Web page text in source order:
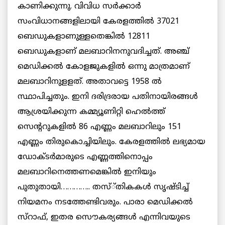
കാണിക്കുന്നു. വിവിധ സര്‍ക്കാര്‍
സംവിധാനങ്ങളിലായി കേരളത്തില്‍ 37021
ബെഡുകളാണുള്ളതെങ്കില്‍ 12811
ബെഡുകളാണ് മലബാറിനനുവദിച്ചത്. അഞ്ച്
മെഡിക്കല്‍ കോളജുകളില്‍ ഒന്നു മാത്രമാണ്
മലബാറിനുളളത്. അതാവട്ടെ 1958 ല്‍
സ്ഥാപിച്ചതും. ഇനി ദരിദ്രരായ പതിനായിരങ്ങള്‍
ആശ്രയിക്കുന്ന കമ്മ്യൂണിറ്റി ഹെല്‍ത്ത്
സെന്ററുകളില്‍ 86 എണ്ണം മലബാറിലും 151
എണ്ണം തിരുകൊച്ചിയിലും. കേരളത്തില്‍ ലഭ്യമായ
ഡോക്ടര്‍മാരുടെ എണ്ണത്തിനൊപ്പം
മലബാറിനെത്തണമെങ്കില്‍ ഇനിയും
പുതുതായി………….. തസ്്തികകള്‍ സൃഷ്ടിച്ച്
നിയമനം നടത്തേണ്ടിവരും. പാരാ മെഡിക്കല്‍
സ്റാഫ്, ഇതര സൌകര്യങ്ങള്‍ എന്നിവയുടെ